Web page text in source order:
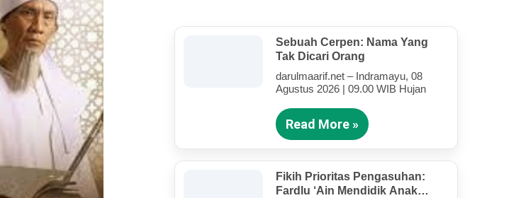
Sebuah Cerpen: Nama Yang
Tak Dicari Orang
darulmaarif.net – Indramayu, 08
Agustus 2026 | 09.00 WIB Hujan
Read More »
Fikih Prioritas Pengasuhan:
Fardlu ‘Ain Mendidik Anak